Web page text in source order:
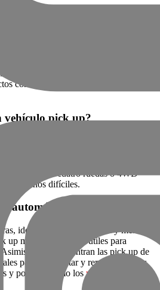
up?
específicas. Si buscas un vehículo
de grandes cargas, una pick up de
de remolque es ideal, la cual
como consumo de combustible,
vehículo pick up?
y una zona de carga abierta en
tener una estructura robusta y mayor
cargas pesadas. Las pick ups
en las cuatro ruedas o 4WD
en terrenos difíciles.
automóviles pick up?
ideales para uso personal y menor
up mediana, que son útiles para
se encuentran las pick up de
para transportar y remolcar cargas
y potentes como losvehículos de